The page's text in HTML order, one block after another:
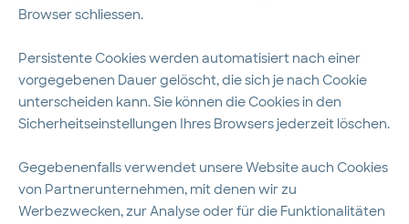
Browser schliessen.
Persistente Cookies werden automatisiert nach einer
vorgegebenen Dauer gelöscht, die sich je nach Cookie
unterscheiden kann. Sie können die Cookies in den
Sicherheitseinstellungen Ihres Browsers jederzeit löschen.
Gegebenenfalls verwendet unsere Website auch Cookies
von Partnerunternehmen, mit denen wir zu
Werbezwecken, zur Analyse oder für die Funktionalitäten